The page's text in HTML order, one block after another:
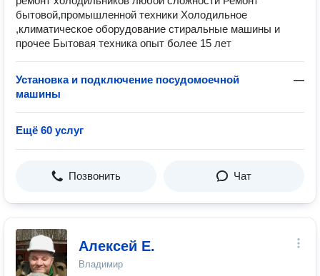
бытовой,промышленной техники Холодильное
,климатическое оборудование стиральные машины и
прочее Бытовая техника опыт более 15 лет
Установка и подключение посудомоечной
машины
—
Ещё 60 услуг
Позвонить Чат
Алексей Е.
Владимир